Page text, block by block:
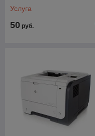
Услуга
50 руб.